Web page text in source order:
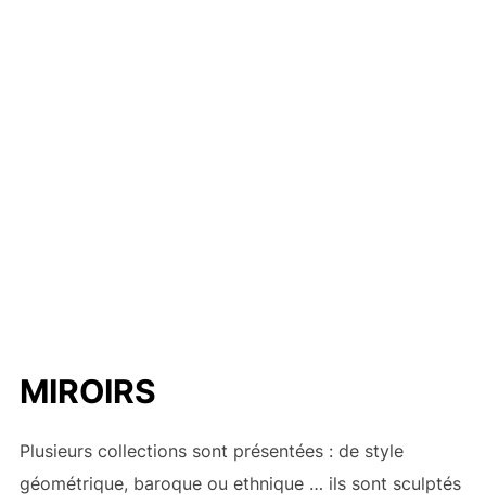
MIROIRS
Plusieurs collections sont présentées : de style
géométrique, baroque ou ethnique … ils sont sculptés